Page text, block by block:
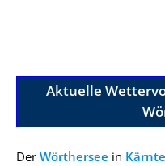
Aktuelle
Der Wörthersee in